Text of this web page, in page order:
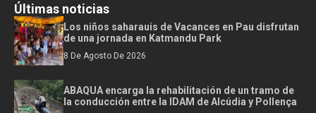
Últimas noticias
Los niños saharauis de Vacances en Pau disfrutan
de una jornada en Katmandu Park
8 De Agosto De 2026
ABAQUA encarga la rehabilitación de un tramo de
la conducción entre la IDAM de Alcúdia y Pollença